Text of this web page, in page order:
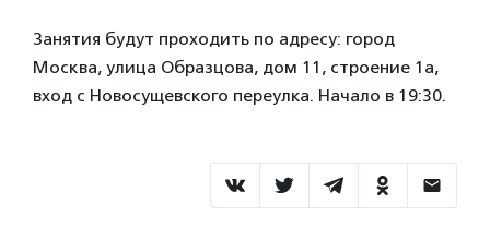
Занятия будут проходить по адресу: город
Москва, улица Образцова, дом 11, строение 1а,
вход с Новосущевского переулка. Начало в 19:30.